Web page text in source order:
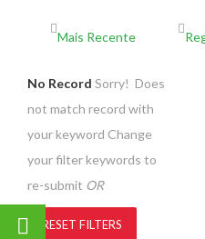
No Record Sorry! Does
not match record with
your keyword Change
your filter keywords to
re-submit OR
RESET FILTERS